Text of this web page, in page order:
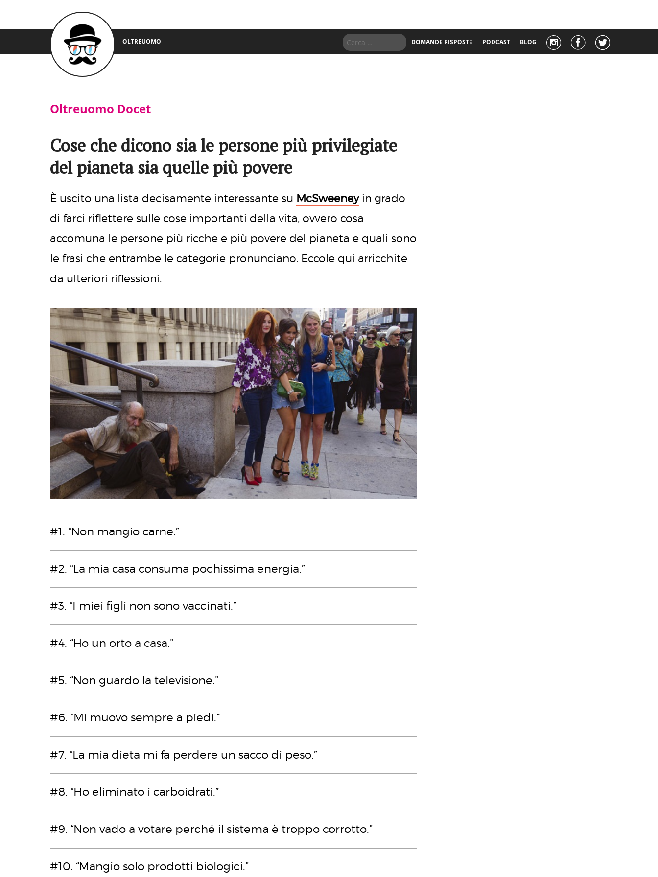
OLTREUOMO DOMANDE RISPOSTE PODCAST BLOG
Oltreuomo Docet
Cose che dicono sia le persone più privilegiate
del pianeta sia quelle più povere
È uscito una lista decisamente interessante su McSweeneyin grado
di farci riflettere sulle cose importanti della vita, ovvero cosa
accomuna le persone più ricche e più povere del pianeta e quali sono
le frasi che entrambe le categorie pronunciano. Eccole qui arricchite
da ulteriori riflessioni.
#1. “Non mangio carne.”
#2. “La mia casa consuma pochissima energia.”
#3. “I miei figli non sono vaccinati.”
#4. “Ho un orto a casa.”
#5. “Non guardo la televisione.”
#6. “Mi muovo sempre a piedi.”
#7. “La mia dieta mi fa perdere un sacco di peso.”
#8. “Ho eliminato i carboidrati.”
#9. “Non vado a votare perché il sistema è troppo corrotto.”
#10. “Mangio solo prodotti biologici.”